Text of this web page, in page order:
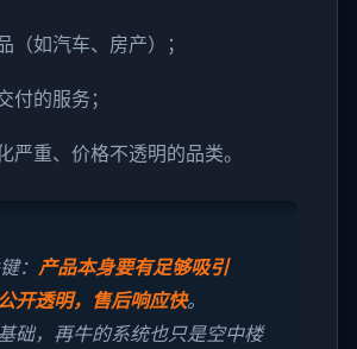
（如汽车、房产）；
付的服务；
严重、价格不透明的品类。
： 产品本身要有足够吸引
开透明，售后响应快。
础，再牛的系统也只是空中楼